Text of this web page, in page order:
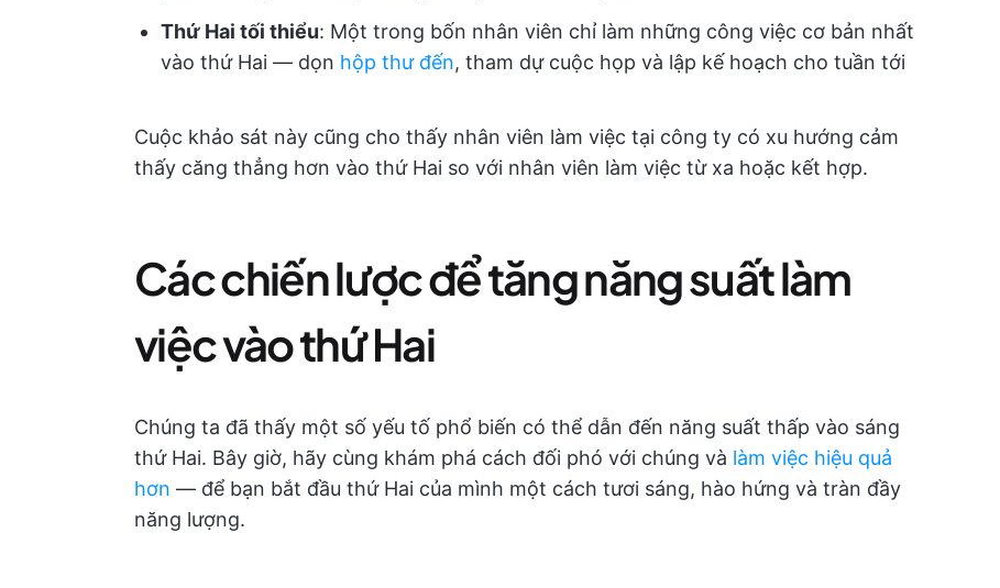
Thứ Hai tối thiểu: Một trong bốn nhân viên chỉ làm những công việc cơ bản nhất
vào thứ Hai — dọn hộp thư đến, tham dự cuộc họp và lập kế hoạch cho tuần tới
Cuộc khảo sát này cũng cho thấy nhân viên làm việc tại công ty có xu hướng cảm
thấy căng thẳng hơn vào thứ Hai so với nhân viên làm việc từ xa hoặc kết hợp.
Các chiến lược để tăng năng suất làm
việc vào thứ Hai
Chúng ta đã thấy một số yếu tố phổ biến có thể dẫn đến năng suất thấp vào sáng
thứ Hai. Bây giờ, hãy cùng khám phá cách đối phó với chúng và làm việc hiệu quả
hơn — để bạn bắt đầu thứ Hai của mình một cách tươi sáng, hào hứng và tràn đầy
năng lượng.